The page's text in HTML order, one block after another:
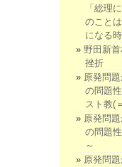
「総理
のこと
になる
野田新
挫折
原発問
の問題
スト教(
原発問
の問題
～
原発問